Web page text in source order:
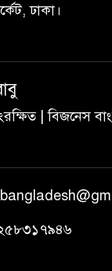
ঢাকা।
| বিজনেস